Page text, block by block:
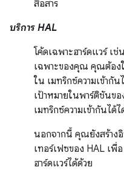
สื่อสาร
บริการ HAL
โค้ดเฉพาะฮาร์ดแวร์ เ
เฉพาะของคุณ คุณต้อง
ใน เมทริกซ์ความเข้ากั
เป้าหมายในพาร์ติชันข
เมทริกซ์ความเข้ากันได้
นอกจากนี้ คุณยังสร้าง
เทอร์เฟซของ HAL เพื่
ฮาร์ดแวร์ได้ด้วย